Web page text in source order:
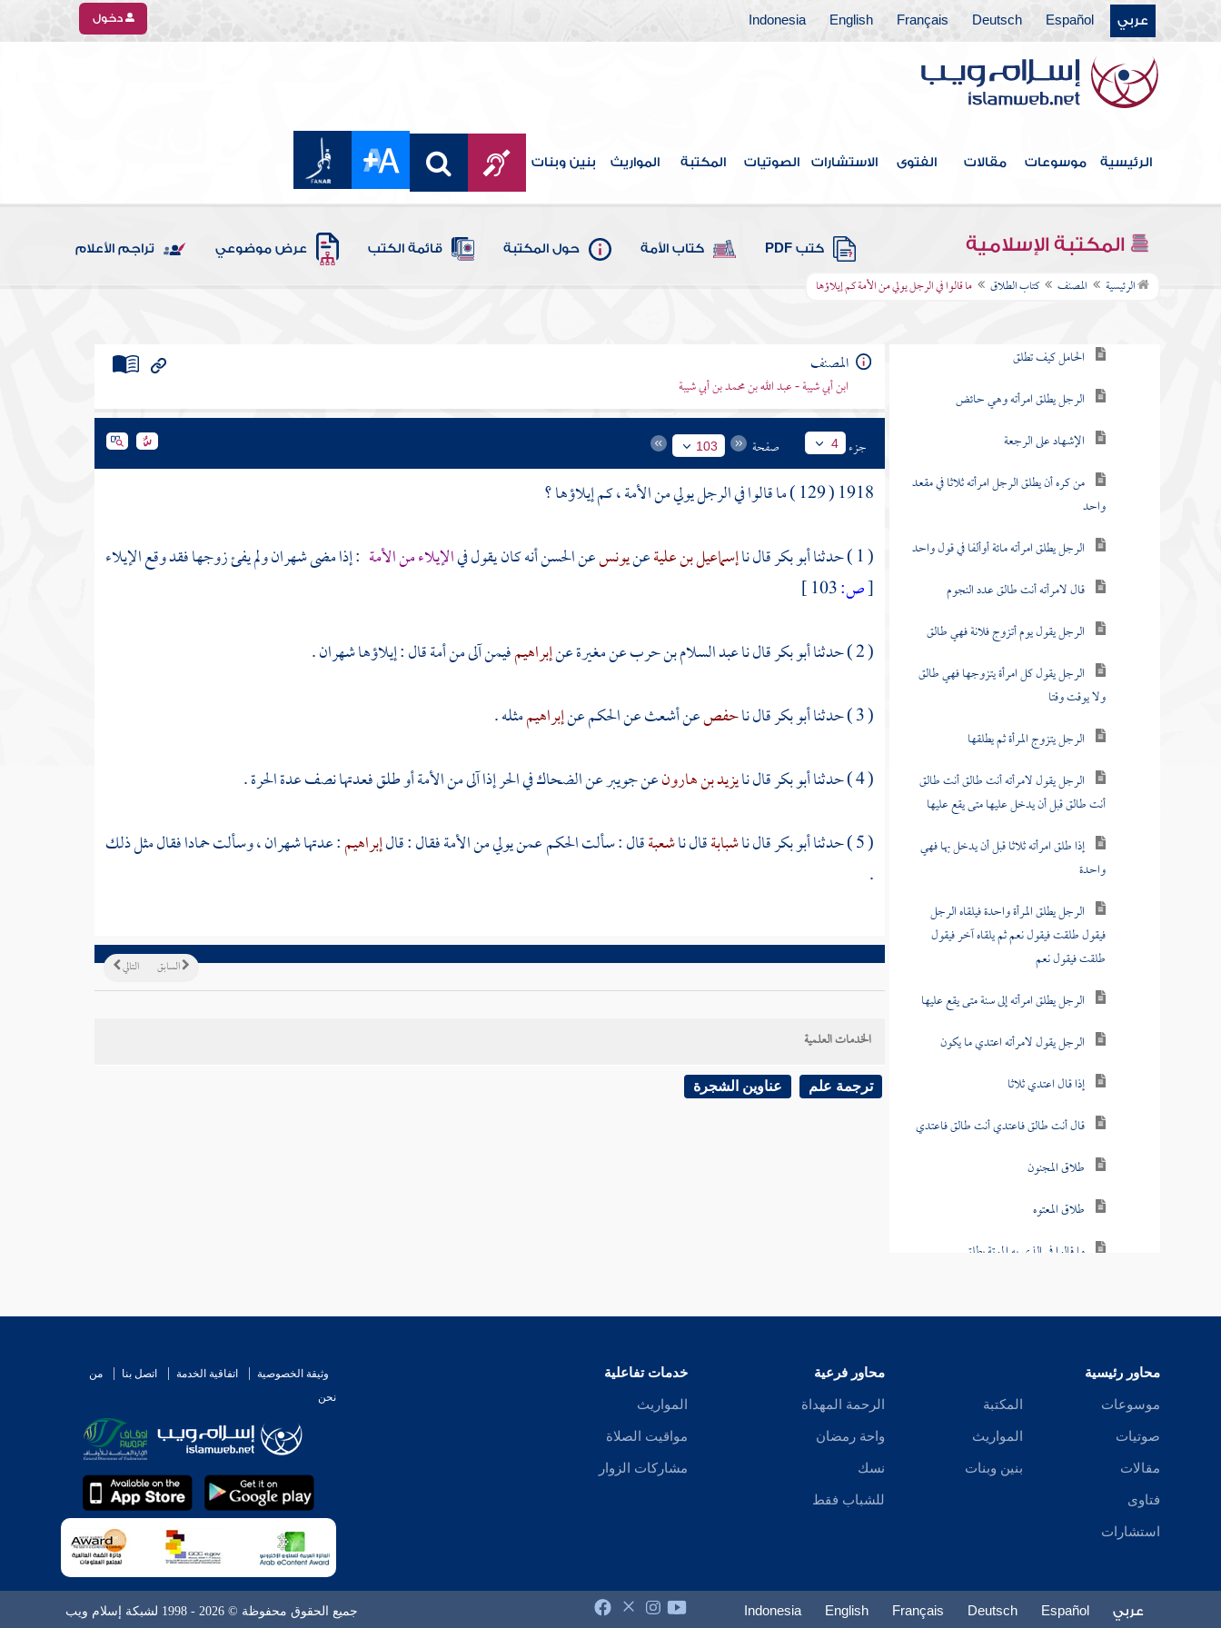
عربي Español
Deutsch
Français
English
Indonesia دخول
الرئيسية موسوعات مقالات الفتوى الاستشارات الصوتيات المكتبة المواريث بنين وبنات
المكتبة الإسلامية كتب PDF كتاب الأمة حول المكتبة قائمة الكتب عرض موضوعي تراجم الأعلام
الرئيسية المصنف كتاب الطلاق ما قالوا في الرجل يولي من الأمة كم إيلاؤها
كتاب الصلاة
كتاب الصيام
كتاب الزكاة
كتاب الجنائز
كتاب النكاح
كتاب الأيمان والنذور والكفارات
كتاب الطلاق
الحامل كيف تطلق
الرجل يطلق امرأته وهي حائض
الإشهاد على الرجعة
من كره أن يطلق الرجل امرأته ثلاثا في مقعد
واحد
الرجل يطلق امرأته مائة أوألفا في قول واحد
قال لامرأته أنت طالق عدد النجوم
الرجل يقول يوم أتزوج فلانة فهي طالق
الرجل يقول كل امرأة يتزوجها فهي طالق
ولا يوقت وقتا
الرجل يتزوج المرأة ثم يطلقها
الرجل يقول لامرأته أنت طالق أنت طالق
أنت طالق قبل أن يدخل عليها متى يقع عليها
إذا طلق امرأته ثلاثا قبل أن يدخل بها فهي
واحدة
الرجل يطلق المرأة واحدة فيلقاه الرجل
فيقول طلقت فيقول نعم ثم يلقاه آخر فيقول
طلقت فيقول نعم
الرجل يطلق امرأته إلى سنة متى يقع عليها
الرجل يقول لامرأته اعتدي ما يكون
إذا قال اعتدي ثلاثا
قال أنت طالق فاعتدي أنت طالق فاعتدي
طلاق المجنون
طلاق المعتوه
ما قالوا في الذي به الموتة يطلق
الرجل يقول لامرأته لا حاجة لي فيك
المصنف
ابن أبي شيبة - عبد الله بن محمد بن أبي شيبة
جزء 4 صفحة 103
1918 ( 129 ) ما قالوا في الرجل يولي من الأمة ، كم إيلاؤها ؟
( 1 ) حدثنا
أبو بكرقال ناإسماعيل بن عليةعنيونسعنالحسنأنه كان يقول فيالإيلاء من الأمة : إذا مضى شهران ولم يفئ زوجها فقد وقع الإيلاء
[ص:
( 2 ) حدثنا
أبو بكرقال ناعبد السلام بن حربعنمغيرةعنإبراهيمفيمن آلى من أمة قال : إيلاؤها شهران .
( 3 ) حدثنا
أبو بكرقال ناحفصعنأشعثعنالحكمعنإبراهيممثله .
( 4 ) حدثنا
أبو بكرقال نايزيد بن هارونعنجويبرعنالضحاكفي الحر إذا آلى من الأمة أو طلق فعدتها نصف عدة الحرة .
( 5 ) حدثنا
أبو بكرقال ناشبابةقال ناشعبةقال : سألتالحكمعمن يولي من الأمة فقال : قالإبراهيم: عدتها شهران ، وسألتحمادافقال مثل ذلك
.
التالي السابق
الخدمات العلمية
ترجمة علم عناوين الشجرة
محاور رئيسية
موسوعات
صوتيات
مقالات
فتاوى
استشارات
المكتبة
المواريث
بنين وبنات
محاور فرعية
الرحمة المهداة
واحة رمضان
نسك
للشباب فقط
خدمات تفاعلية
المواريث
مواقيت الصلاة
مشاركات الزوار
وثيقة الخصوصية اتفاقية الخدمة اتصل بنا
من
نحن
عربي Español
Deutsch
Français
English
Indonesia جميع الحقوق محفوظة © 2026 - 1998 لشبكة إسلام ويب